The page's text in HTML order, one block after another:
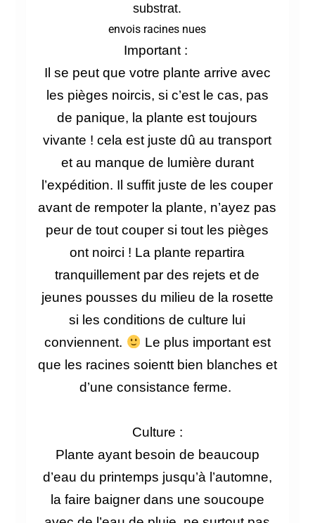
substrat.
envois racines nues
Important :
Il se peut que votre plante arrive avec
les pièges noircis, si c’est le cas, pas
de panique, la plante est toujours
vivante ! cela est juste dû au transport
et au manque de lumière durant
l’expédition. Il suffit juste de les couper
avant de rempoter la plante, n’ayez pas
peur de tout couper si tout les pièges
ont noirci ! La plante repartira
tranquillement par des rejets et de
jeunes pousses du milieu de la rosette
si les conditions de culture lui
conviennent.
Le plus important est
que les racines soientt bien blanches et
d’uneconsistance ferme.
Culture :
Plante ayant besoin de beaucoup
d’eau du printemps jusqu’à l’automne,
la faire baigner dans une soucoupe